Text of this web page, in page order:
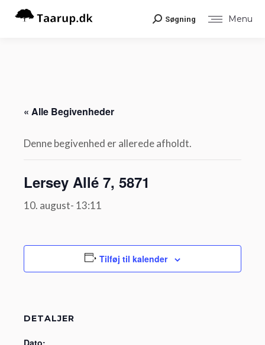
Menu
Search:
Søgning
« Alle Begivenheder
Denne begivenhed er allerede afholdt.
Lersey Allé 7, 5871
10. august- 13:11
Tilføj til kalender
DETALJER
Dato: